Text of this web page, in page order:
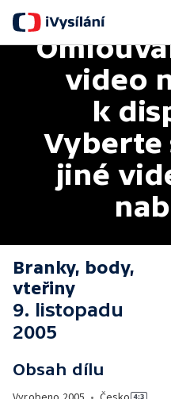
video
k
Vyberte
jiné
Branky, body,
vteřiny
9. listopadu
2005
Obsah dílu